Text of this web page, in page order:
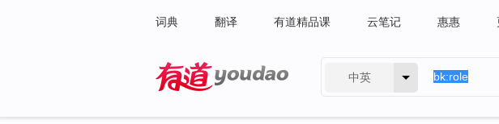
词典 翻译 有道精品课 云笔记 惠惠
中英